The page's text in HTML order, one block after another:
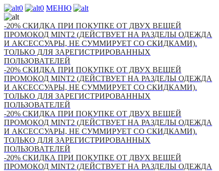
0 0 МЕНЮ
-20% СКИДКА ПРИ ПОКУПКЕ ОТ ДВУХ ВЕЩЕЙ
ПРОМОКОД MINT2 (ДЕЙСТВУЕТ НА РАЗДЕЛЫ ОДЕЖДА
И АКСЕССУАРЫ, НЕ СУММИРУЕТ СО СКИДКАМИ).
ТОЛЬКО ДЛЯ ЗАРЕГИСТРИРОВАННЫХ
ПОЛЬЗОВАТЕЛЕЙ
-20% СКИДКА ПРИ ПОКУПКЕ ОТ ДВУХ ВЕЩЕЙ
ПРОМОКОД MINT2 (ДЕЙСТВУЕТ НА РАЗДЕЛЫ ОДЕЖДА
И АКСЕССУАРЫ, НЕ СУММИРУЕТ СО СКИДКАМИ).
ТОЛЬКО ДЛЯ ЗАРЕГИСТРИРОВАННЫХ
ПОЛЬЗОВАТЕЛЕЙ
-20% СКИДКА ПРИ ПОКУПКЕ ОТ ДВУХ ВЕЩЕЙ
ПРОМОКОД MINT2 (ДЕЙСТВУЕТ НА РАЗДЕЛЫ ОДЕЖДА
И АКСЕССУАРЫ, НЕ СУММИРУЕТ СО СКИДКАМИ).
ТОЛЬКО ДЛЯ ЗАРЕГИСТРИРОВАННЫХ
ПОЛЬЗОВАТЕЛЕЙ
-20% СКИДКА ПРИ ПОКУПКЕ ОТ ДВУХ ВЕЩЕЙ
ПРОМОКОД MINT2 (ДЕЙСТВУЕТ НА РАЗДЕЛЫ ОДЕЖДА